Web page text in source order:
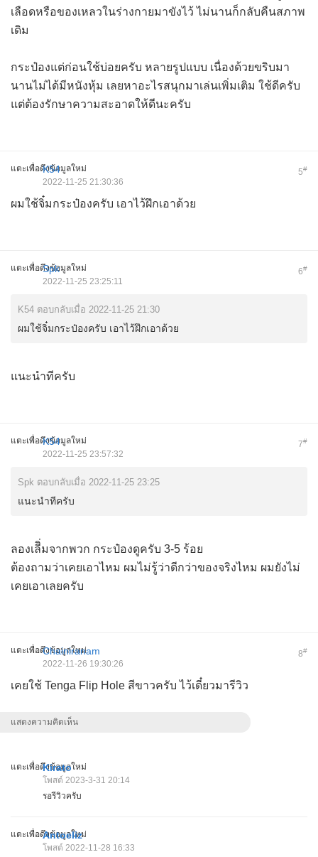
เลือดหรือของเหลวในร่างกายมาขังไว้ ไม่นานก็กลับคืนสภาพ
เดิม
กระป๋องแต่ก่อนใช้บ่อยครับ หลายรูปแบบ เนื่องด้วยขริบมา
นานไม่ได้มีหนังหุ้ม เลยหาอะไรสนุกมาเล่นเพิ่มเติม ใช้ดีครับ
แต่ต้องรักษาความสะอาดให้ดีนะครับ
แตะเพื่อดึงข้อมูลใหม่ 5#
K54
2022-11-25 21:30:36
ผมใช้จิ๋มกระป๋องครับ เอาไว้ฝึกเอาด้วย
แตะเพื่อดึงข้อมูลใหม่ 6#
Spk
2022-11-25 23:25:11
K54 ตอบกลับเมื่อ 2022-11-25 21:30
ผมใช้จิ๋มกระป๋องครับ เอาไว้ฝึกเอาด้วย
แนะนำทีครับ
แตะเพื่อดึงข้อมูลใหม่ 7#
K54
2022-11-25 23:57:32
Spk ตอบกลับเมื่อ 2022-11-25 23:25
แนะนำทีครับ
ลองเลีิ่มจากพวก กระป๋องดูครับ 3-5 ร้อย
ต้องถามว่าเคยเอาไหม ผมไม่รู้ว่าดีกว่าของจริงไหม ผมยังไม่
เคยเอาเลยครับ
แตะเพื่อดึงข้อมูลใหม่ 8#
Chainiranam
2022-11-26 19:30:26
เคยใช้ Tenga Flip Hole สีขาวครับ ไว้เดี๋ยวมารีวิว
แสดงความคิดเห็น
แตะเพื่อดึงข้อมูลใหม่
Kirato
โพสต์ 2023-3-31 20:14
รอรีวิวครับ
แตะเพื่อดึงข้อมูลใหม่
Antoeliz
โพสต์ 2022-11-28 16:33